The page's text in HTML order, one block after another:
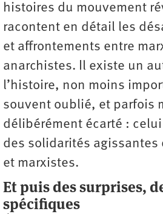
histoires du mouvement
racontent en détail les
et affrontements entre
anarchistes. Il existe un
l’histoire, non moins
souvent oublié, et parfois
délibérément écarté :
des solidarités agissantes
et marxistes.
Et puis des surprises,
spécifiques